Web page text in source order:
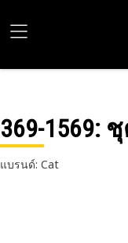
369-1569:
แบรนด์: Cat